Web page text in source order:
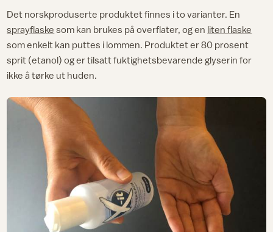
Det norskproduserte produktet finnes i to varianter. En
sprayflaske som kan brukes på overflater, og en liten flaske
som enkelt kan puttes i lommen. Produktet er 80 prosent
sprit (etanol) og er tilsatt fuktighetsbevarende glyserin for
ikke å tørke ut huden.